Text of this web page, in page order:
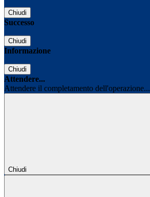
Chiudi
Successo
Chiudi
Informazione
Chiudi
Attendere...
Attendere il completamento dell'operazione...
Chiudi